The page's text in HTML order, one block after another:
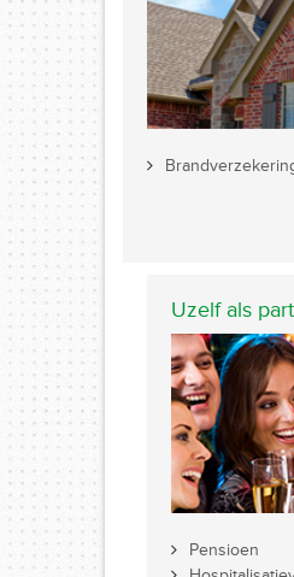
Uzelf als
Pensioen